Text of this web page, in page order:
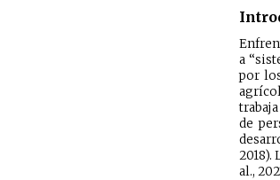
a
por
de
2018).
al.,